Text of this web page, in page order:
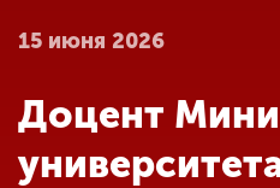
Абитуриенту
15 июня 2026
Доцент